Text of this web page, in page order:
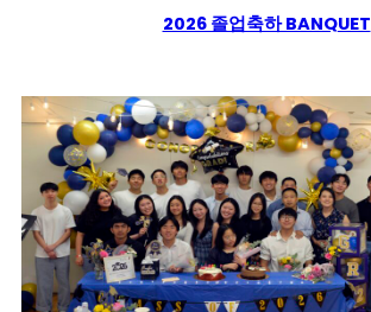
2026 졸업축하 BANQUET